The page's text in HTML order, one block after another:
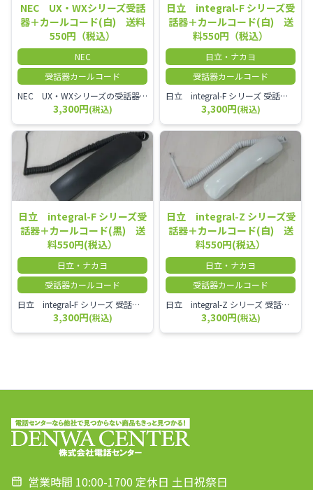
NEC UX・WXシリーズ受話
器＋カールコード(白) 送料
550円（税込）
NEC
受話器カールコード
NEC UX・WXシリーズの受話器とカールコードセット／本商品は中古品となります。 写真では分かりにくいキズ・汚れなどの使用感があります。 経年変化で日焼けの色味が強くなる場合がございます。 予めご理解・ご了承頂きますようお願いいたします。
3,300円(税込)
日立 integral-F シリーズ受
話器＋カールコード(白) 送
料550円（税込）
日立・ナカヨ
受話器カールコード
日立 integral-F シリーズ 受話器＋カールコード セット（白）／本商品は中古品となります。 写真では分かりにくいキズ・汚れなどの使用感があります。 経年変化で日焼けの色味が強くなる場合がございます。 予めご理解・ご了承頂きますようお願いいたします。
3,300円(税込)
日立 integral-F シリーズ受
話器＋カールコード(黒) 送
料550円(税込）
日立・ナカヨ
受話器カールコード
日立 integral-F シリーズ 受話器＋カールコード セット（白）／本商品は中古品となります。 写真では分かりにくいキズ・汚れなどの使用感があります。 経年変化で日焼けの色味が強くなる場合がございます。 予めご理解・ご了承頂きますようお願いいたします。
3,300円(税込)
日立 integral-Z シリーズ受
話器＋カールコード(白) 送
料550円(税込）
日立・ナカヨ
受話器カールコード
日立 integral-Z シリーズ 受話器＋カールコード セット（白）／本商品は中古品となります。 写真では分かりにくいキズ・汚れなどの使用感があります。 経年変化で日焼けの色味が強くなる場合がございます。 予めご理解・ご了承頂きますようお願いいたします。
3,300円(税込)
営業時間 10:00-1700 定休日 土日祝祭日